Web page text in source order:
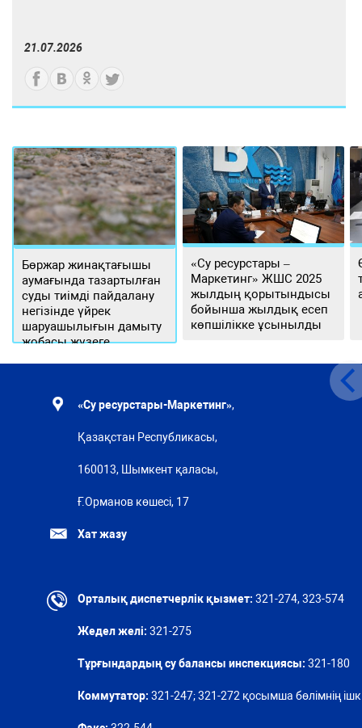
21.07.2026
Бөржар жинақтағышы
аумағында тазартылған
суды тиімді пайдалану
негізінде үйрек
шаруашылығын дамыту
жобасы жүзеге
«Су ресурстары –
Маркетинг» ЖШС 2025
жылдың қорытындысы
бойынша жылдық есеп
көпшілікке ұсынылды
«Су ресурстары-Маркетинг»,
Қазақстан Республикасы,
160013, Шымкент қаласы,
Ғ.Орманов көшесі, 17
Хат жазу
Орталық диспетчерлік қызмет: 321-274, 323-574
Жедел желі: 321-275
Тұрғындардың су балансы инспекциясы: 321-180
Коммутатор: 321-247; 321-272 қосымша бөлімнің ішкі